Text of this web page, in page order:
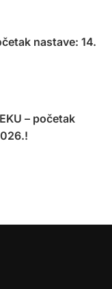
nastave: 14.
– početak